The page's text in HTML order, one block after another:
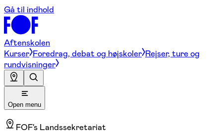
Gå til indhold
Aftenskolen
Kurser Foredrag, debat og højskoler Rejser, ture og
rundvisninger
Open menu
FOF's Landssekretariat